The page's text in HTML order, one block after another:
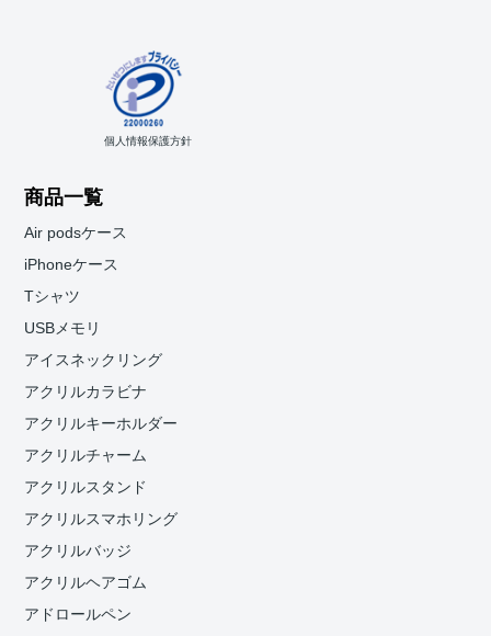
個人情報保護方針
商品一覧
Air podsケース
iPhoneケース
Tシャツ
USBメモリ
アイスネックリング
アクリルカラビナ
アクリルキーホルダー
アクリルチャーム
アクリルスタンド
アクリルスマホリング
アクリルバッジ
アクリルヘアゴム
アドロールペン